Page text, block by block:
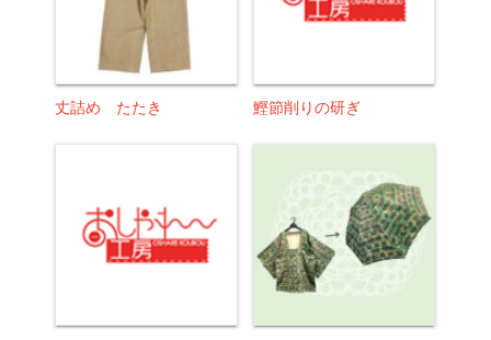
丈詰め たたき 鰹節削りの研ぎ